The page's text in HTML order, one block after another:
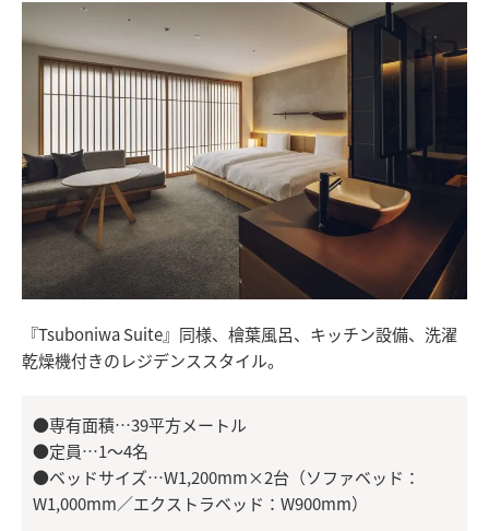
『Tsuboniwa Suite』同様、檜葉風呂、キッチン設備、洗濯
乾燥機付きのレジデンススタイル。
●専有面積…39平方メートル
●定員…1～4名
●ベッドサイズ…W1,200mm×2台（ソファベッド：
W1,000mm／エクストラベッド：W900mm）